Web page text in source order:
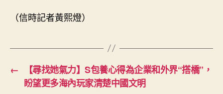
（信時記者黃熙燈）
←
【尋找她氣力】S包養心得為企業和外界“搭橋”，
盼望更多海內玩家清楚中國文明